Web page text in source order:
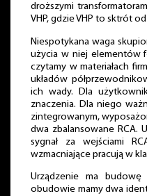
droższymi
VHP, gdzie VHP to sktrót od
Niespotykana waga
użycia w niej elementów
czytamy w materiałach
układów
ich wady. Dla
znaczenia. Dla niego
zintegrowanym,
dwa zbalansowane RCA.
sygnał za wejściami
wzmacniające pracują w
Urządzenie ma
obudowie mamy dwa